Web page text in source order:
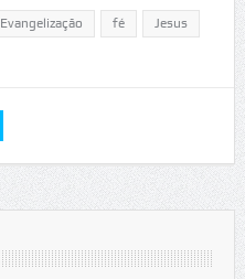
Evangelização fé Jesus